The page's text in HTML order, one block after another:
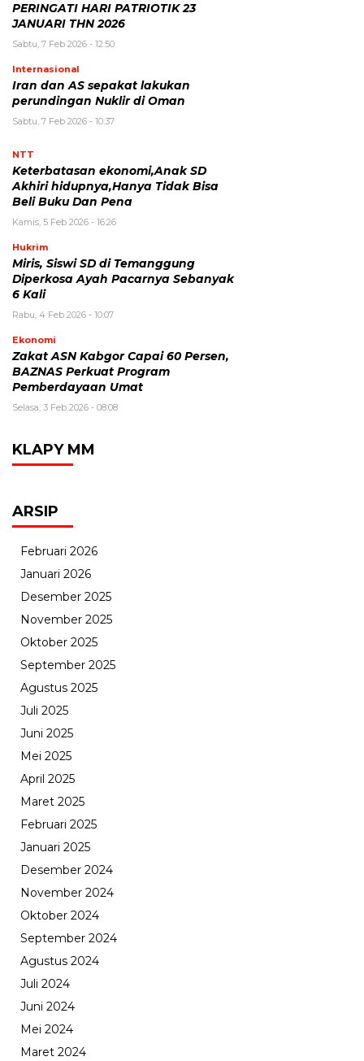
PERINGATI HARI PATRIOTIK 23
JANUARI THN 2026
Sabtu, 7 Feb 2026 - 12:50
Internasional
Iran dan AS sepakat lakukan
perundingan Nuklir di Oman
Sabtu, 7 Feb 2026 - 10:37
NTT
Keterbatasan ekonomi,Anak SD
Akhiri hidupnya,Hanya Tidak Bisa
Beli Buku Dan Pena
Kamis, 5 Feb 2026 - 16:26
Hukrim
Miris, Siswi SD di Temanggung
Diperkosa Ayah Pacarnya Sebanyak
6 Kali
Rabu, 4 Feb 2026 - 10:07
Ekonomi
Zakat ASN Kabgor Capai 60 Persen,
BAZNAS Perkuat Program
Pemberdayaan Umat
Selasa, 3 Feb 2026 - 08:08
KLAPY MM
ARSIP
Februari 2026
Januari 2026
Desember 2025
November 2025
Oktober 2025
September 2025
Agustus 2025
Juli 2025
Juni 2025
Mei 2025
April 2025
Maret 2025
Februari 2025
Januari 2025
Desember 2024
November 2024
Oktober 2024
September 2024
Agustus 2024
Juli 2024
Juni 2024
Mei 2024
Maret 2024